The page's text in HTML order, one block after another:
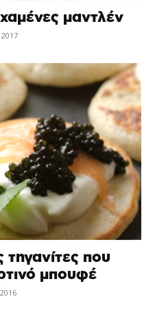
μαντλέν
τηγανίτες που
μπουφέ